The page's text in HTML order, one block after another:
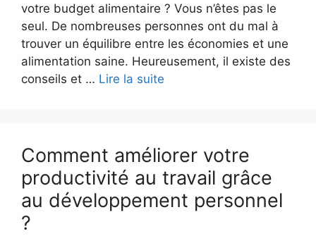
votre budget alimentaire ? Vous n’êtes pas le
seul. De nombreuses personnes ont du mal à
trouver un équilibre entre les économies et une
alimentation saine. Heureusement, il existe des
conseils et … Lire la suite
Comment améliorer votre
productivité au travail grâce
au développement personnel
?